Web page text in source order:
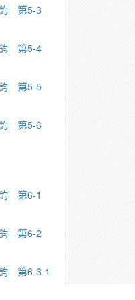
鈞 第5-3
鈞 第5-4
鈞 第5-5
鈞 第5-6
第6-1
鈞 第6-2
第6-3-1